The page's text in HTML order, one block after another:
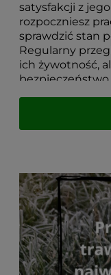
satysfakcji z
rozpoczniesz
sprawdzić stan
Regularny
ich żywotność,
bezpieczeństwo
Pamiętaj, że
sprawią, że
przyjemniejsze.
wiosnę?
kroków!